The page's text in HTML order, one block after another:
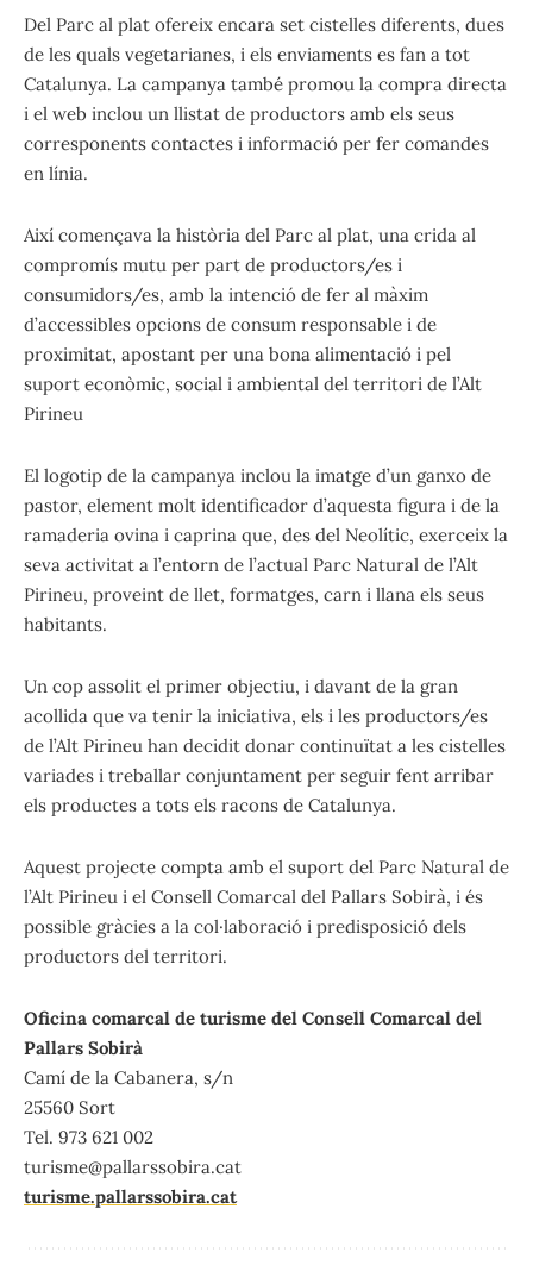
Del Parc al plat ofereix encara set cistelles diferents, dues
de les quals vegetarianes, i els enviaments es fan a tot
Catalunya. La campanya també promou la compra directa
i el web inclou un llistat de productors amb els seus
corresponents contactes i informació per fer comandes
en línia.
Així començava la història del Parc al plat, una crida al
compromís mutu per part de productors/es i
consumidors/es, amb la intenció de fer al màxim
d’accessibles opcions de consum responsable i de
proximitat, apostant per una bona alimentació i pel
suport econòmic, social i ambiental del territori de l’Alt
Pirineu
El logotip de la campanya inclou la imatge d’un ganxo de
pastor, element molt identificador d’aquesta figura i de la
ramaderia ovina i caprina que, des del Neolític, exerceix la
seva activitat a l’entorn de l’actual Parc Natural de l’Alt
Pirineu, proveint de llet, formatges, carn i llana els seus
habitants.
Un cop assolit el primer objectiu, i davant de la gran
acollida que va tenir la iniciativa, els i les productors/es
de l’Alt Pirineu han decidit donar continuïtat a les cistelles
variades i treballar conjuntament per seguir fent arribar
els productes a tots els racons de Catalunya.
Aquest projecte compta amb el suport del Parc Natural de
l’Alt Pirineu i el Consell Comarcal del Pallars Sobirà, i és
possible gràcies a la col·laboració i predisposició dels
productors del territori.
Oficina comarcal de turisme del Consell Comarcal del
Pallars Sobirà
Camí de la Cabanera, s/n
25560 Sort
Tel. 973 621 002
turisme@pallarssobira.cat
turisme.pallarssobira.cat